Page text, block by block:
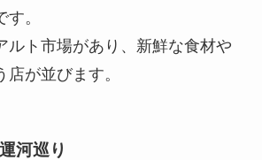
。
ルト市場があり、新鮮な食材や
が並びます。
河巡り